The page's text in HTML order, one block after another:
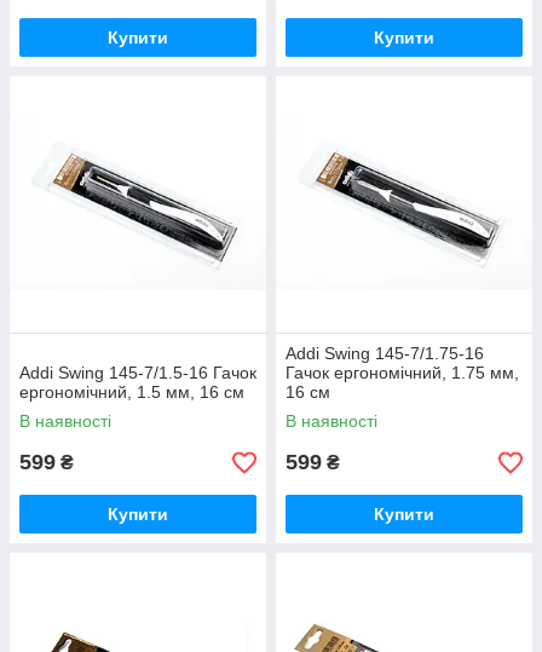
Купити Купити
Addi Swing 145-7/1.5-16 Гачок
ергономічний, 1.5 мм, 16 см
В наявності
599 ₴
Купити
Addi Swing 145-7/1.75-16
Гачок ергономічний, 1.75 мм,
16 см
В наявності
599 ₴
Купити